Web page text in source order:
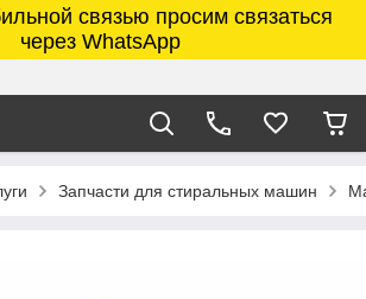
связью просим связаться
через WhatsApp
Запчасти для стиральных машин